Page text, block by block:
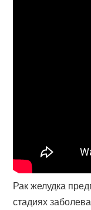
Рак желудка
стадиях